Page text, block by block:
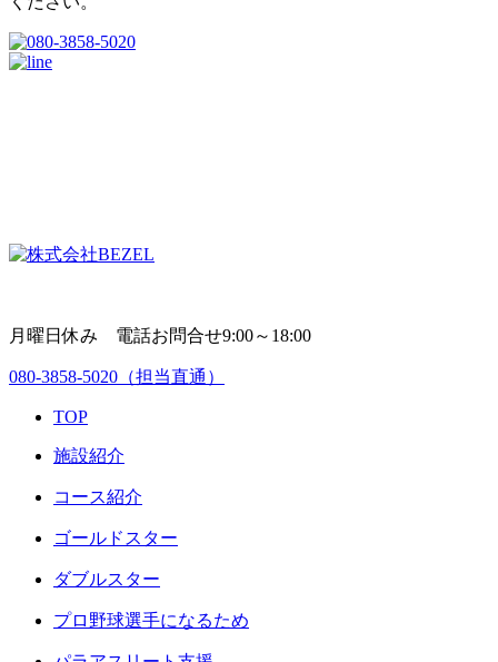
月曜日休み 電話お問合せ9:00～18:00
080-3858-5020 （担当直通）
TOP
施設紹介
コース紹介
ゴールドスター
ダブルスター
プロ野球選手になるため